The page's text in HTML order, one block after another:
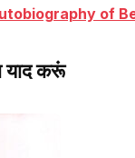
of
याद करूं